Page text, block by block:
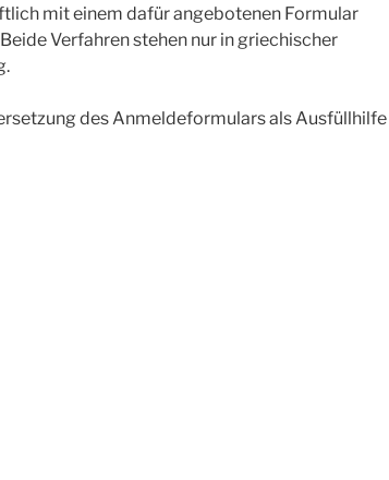
mit einem dafür angebotenen Formular
Verfahren stehen nur in griechischer
des Anmeldeformulars als Ausfüllhilfe